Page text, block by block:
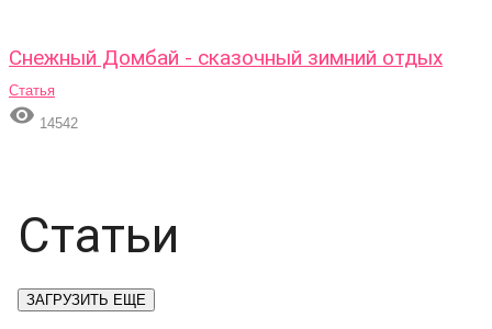
Снежный Домбай - сказочный зимний отдых
Статья
 14542
Статьи
ЗАГРУЗИТЬ ЕЩЕ